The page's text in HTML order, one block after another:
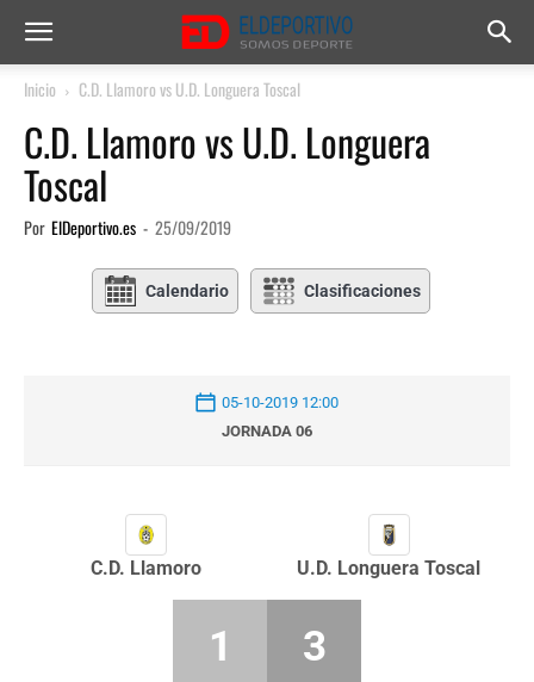
Inicio C.D. Llamoro vs U.D. Longuera Toscal
C.D. Llamoro vs U.D. Longuera
Toscal
Por ElDeportivo.es - 25/09/2019
Calendario Clasificaciones
05-10-2019 12:00
JORNADA 06
C.D. Llamoro U.D. Longuera Toscal
1 3